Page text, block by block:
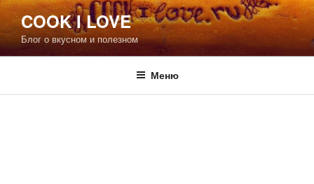
Перейти
к
содержимому
COOK I LOVE
Блог о вкусном и полезном
Меню